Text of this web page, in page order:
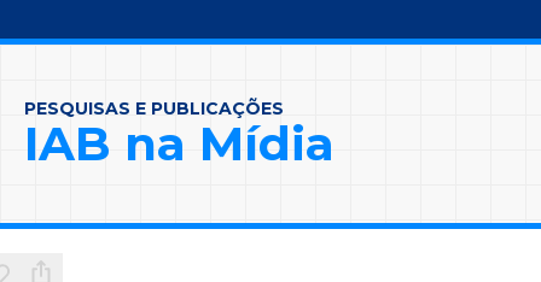
PESQUISAS E PUBLICAÇÕES
IAB na Mídia